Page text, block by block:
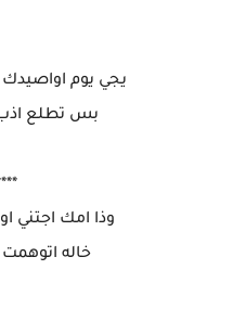
يجي يوم
بس تطلع
وذا امك اجتني
خاله اتوهمت